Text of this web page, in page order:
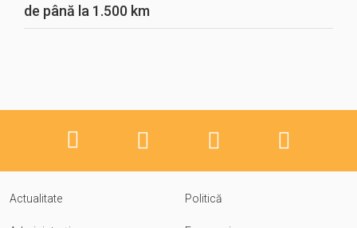
de până la 1.500 km
Actualitate Politică